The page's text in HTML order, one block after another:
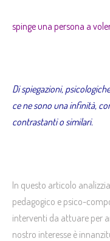
spinge una persona a
Di spiegazioni,
ce ne sono una infinità,
contrastanti o similari.
In questo articolo
pedagogico e psico-
interventi da attuare per
nostro interesse è